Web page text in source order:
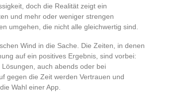
doch die Realität zeigt ein
und mehr oder weniger strengen
umgehen, die nicht alle gleichwertig sind.
Wind in die Sache. Die Zeiten, in denen
auf ein positives Ergebnis, sind vorbei:
auch abends oder bei
gegen die Zeit werden Vertrauen und
Wahl einer App.